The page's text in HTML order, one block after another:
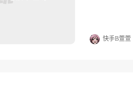
快手B萱萱